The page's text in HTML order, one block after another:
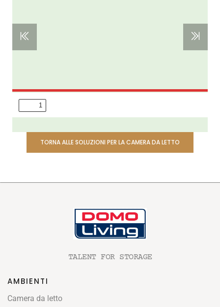
TORNA ALLE SOLUZIONI PER LA CAMERA DA LETTO
TALENT FOR STORAGE
AMBIENTI
Camera da letto